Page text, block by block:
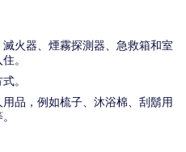
火器、煙霧探測器、急救箱和室
。
。
品，例如梳子、沐浴棉、刮鬍用